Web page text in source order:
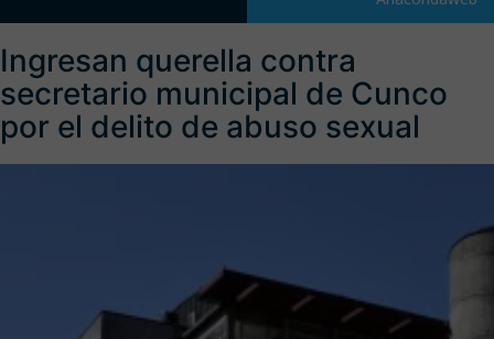
Ingresan querella contra
secretario municipal de Cunco
por el delito de abuso sexual